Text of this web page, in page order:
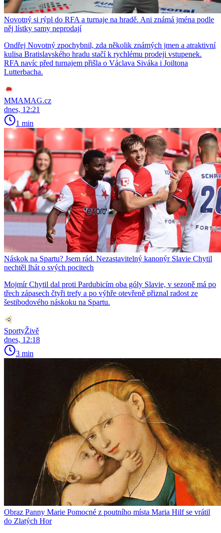
Novotný si rýpl do RFA a turnaje na hradě. Ani známá jména podle
něj lístky samy neprodají
Ondřej Novotný zpochybnil, zda několik známých jmen a atraktivní
kulisa Bratislavského hradu stačí k rychlému prodeji vstupenek.
RFA navíc před turnajem přišla o Václava Siváka i Joiltona
Lutterbacha.
MMAMAG.cz
dnes, 12:21
1 min
Náskok na Spartu? Jsem rád. Nezastavitelný kanonýr Slavie Chytil
nechtěl lhát o svých pocitech
Mojmír Chytil dal proti Pardubicím oba góly Slavie, v sezoně má po
třech zápasech čtyři trefy a po výhře otevřeně přiznal radost ze
šestibodového náskoku na Spartu.
SportyŽivě
dnes, 12:18
3 min
Obraz Panny Marie Pomocné z poutního místa Maria Hilf se vrátil
do Zlatých Hor